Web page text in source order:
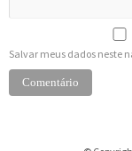
Salvar meus dados neste